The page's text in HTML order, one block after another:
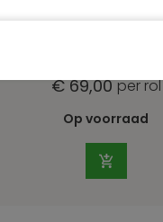
Arte Graphite
€ 69,00 per rol
Op voorraad